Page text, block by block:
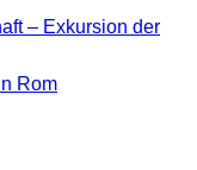
– Exkursion der
Rom